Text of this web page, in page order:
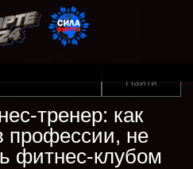
тренер: как
профессии, не
фитнес-клубом